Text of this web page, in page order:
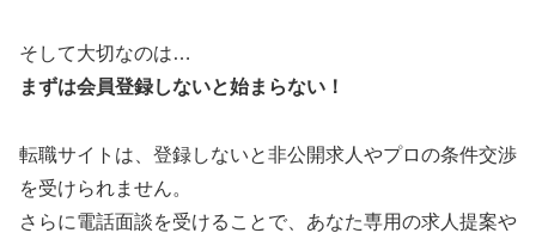
そして大切なのは…
まずは会員登録しないと始まらない！
転職サイトは、登録しないと非公開求人やプロの条件交渉
を受けられません。
さらに電話面談を受けることで、あなた専用の求人提案や